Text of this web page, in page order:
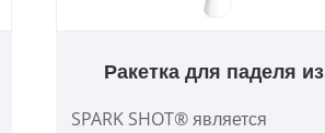
Ракетка для паделя из
SPARK SHOT® является